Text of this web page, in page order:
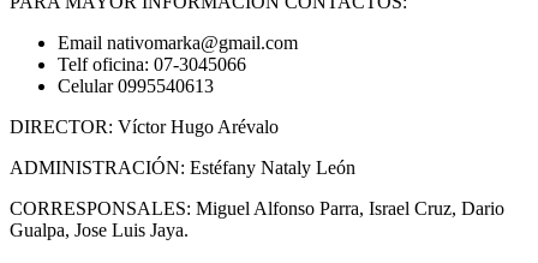
Email nativomarka@gmail.com
Telf oficina: 07-3045066
Celular 0995540613
DIRECTOR: Víctor Hugo Arévalo
ADMINISTRACIÓN: Estéfany Nataly León
CORRESPONSALES: Miguel Alfonso Parra, Israel Cruz, Dario
Gualpa, Jose Luis Jaya.